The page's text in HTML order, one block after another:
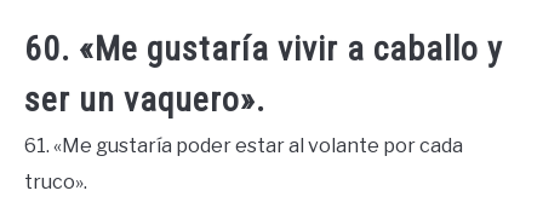
60. «Me gustaría vivir a caballo y
ser un vaquero».
61. «Me gustaría poder estar al volante por cada
truco».